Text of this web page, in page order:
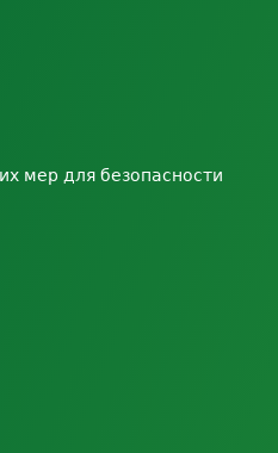
мер для безопасности